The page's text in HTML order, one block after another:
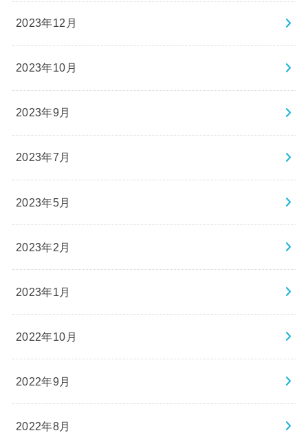
2023年12月
2023年10月
2023年9月
2023年7月
2023年5月
2023年2月
2023年1月
2022年10月
2022年9月
2022年8月